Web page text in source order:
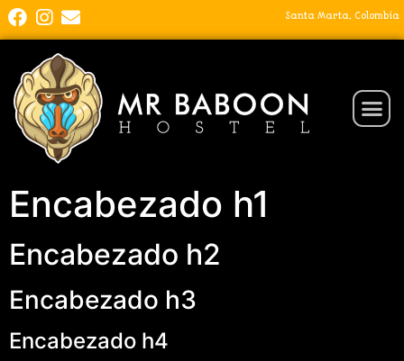
Santa Marta, Colombia
Encabezado h1
Encabezado h2
Encabezado h3
Encabezado h4